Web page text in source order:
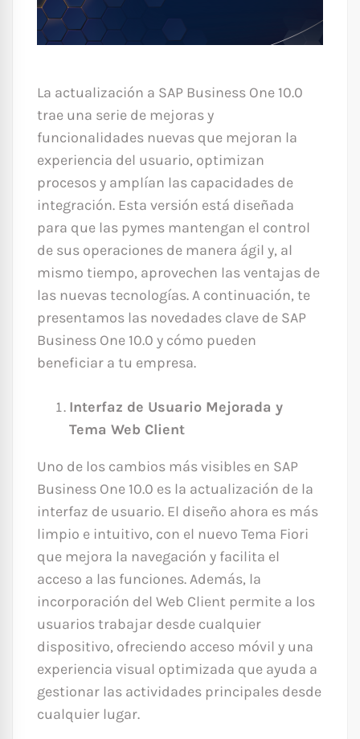
La actualización a SAP Business One 10.0
trae una serie de mejoras y
funcionalidades nuevas que mejoran la
experiencia del usuario, optimizan
procesos y amplían las capacidades de
integración. Esta versión está diseñada
para que las pymes mantengan el control
de sus operaciones de manera ágil y, al
mismo tiempo, aprovechen las ventajas de
las nuevas tecnologías. A continuación, te
presentamos las novedades clave de SAP
Business One 10.0 y cómo pueden
beneficiar a tu empresa.
Interfaz de Usuario Mejorada y
Tema Web Client
Uno de los cambios más visibles en SAP
Business One 10.0 es la actualización de la
interfaz de usuario. El diseño ahora es más
limpio e intuitivo, con el nuevo Tema Fiori
que mejora la navegación y facilita el
acceso a las funciones. Además, la
incorporación del Web Client permite a los
usuarios trabajar desde cualquier
dispositivo, ofreciendo acceso móvil y una
experiencia visual optimizada que ayuda a
gestionar las actividades principales desde
cualquier lugar.